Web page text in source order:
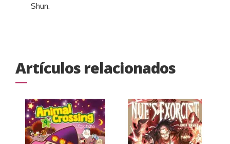
Shun.
Artículos relacionados